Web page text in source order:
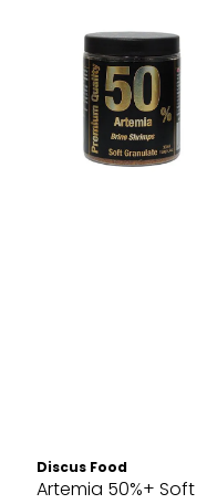
Discus Food
Artemia 50%+ Soft